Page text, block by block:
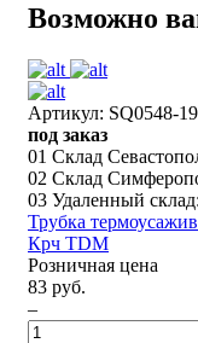
Возможно
Артикул: SQ0548-
под заказ
01 Склад
02 Склад
03 Удаленный склад:
Трубка
Крч TDM
Розничная цена
83 руб.
–